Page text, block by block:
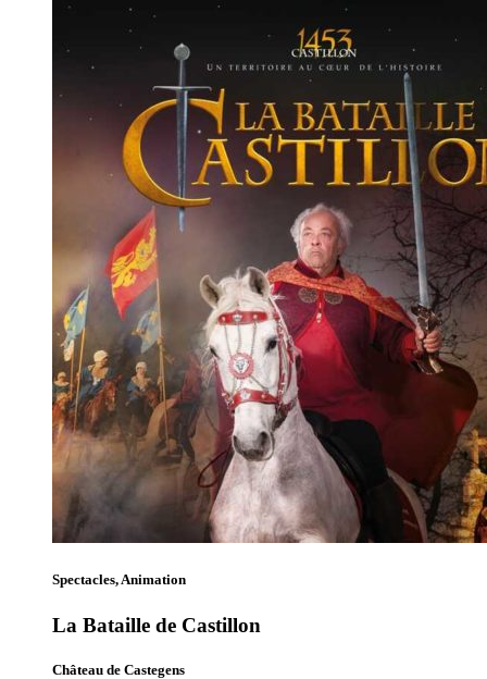
Spectacles, Animation
La Bataille de Castillon
Château de Castegens